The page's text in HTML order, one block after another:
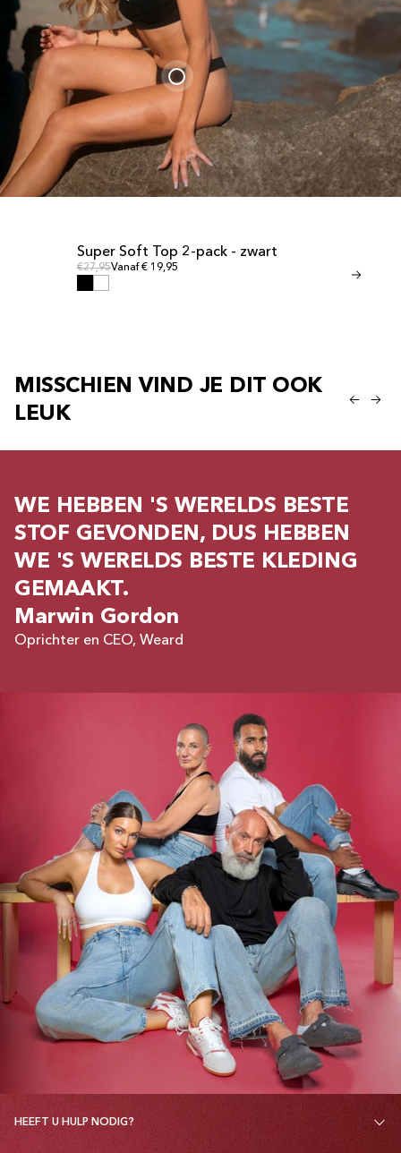
UITVERKOOP
Super Soft Top 2-pack - zwart
Normale prijs
€27,95Normale prijs
Vanaf € 19,95
zwart</tc>
MISSCHIEN VIND JE DIT OOK
LEUK
WE HEBBEN 'S WERELDS BESTE
STOF GEVONDEN, DUS HEBBEN
WE 'S WERELDS BESTE KLEDING
GEMAAKT.
Marwin Gordon
Oprichter en CEO, Weard
HEEFT U HULP NODIG?